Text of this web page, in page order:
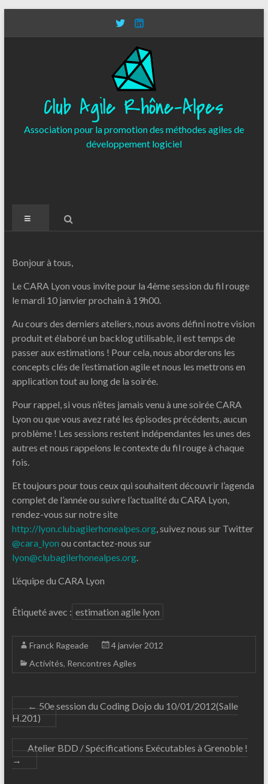
contenu
Club Agile Rhône-Alpes
Association pour la promotion des méthodes agiles de
développement logiciel
Menu
Bonjour à tous,
Le CARA Lyon vous invite pour la 4ème session du fil rouge
le mardi 10 janvier prochain à 19h00.
Au cours des derniers ateliers, nous avons défini notre vision
produit et élaboré un backlog utilisable, il est temps de
passer aux estimations ! Pour cela, nous aborderons les
concepts clés de l’estimation agile et nous les mettrons en
application tout au long de la soirée.
Pour rappel, si vous n’êtes jamais venu à une soirée CARA
Lyon ou que vous avez raté les épisodes précédents, aucun
problème ! Les sessions restent indépendantes les unes des
autres et nous rappelons le contexte du fil rouge à chaque
fois.
Et toujours pour tous ceux qui souhaitent découvrir l’agenda
complet de l’année ou suivre l’actualité du CARA Lyon,
rendez-vous sur notre site
http://lyon.clubagilerhonealpes.org, suivez nous sur Twitter
@cara_lyon ou contactez-nous sur
lyon@clubagilerhonealpes.org.
L’équipe du CARA Lyon
Étiqueté avec : estimation agile lyon
Franck Rageade
4 janvier 2012
Activités, Rencontres Agiles
←50e session du Coding Dojo du 10/01/2012(Salle
H.201)
Atelier BDD / Spécifications Exécutables à Grenoble !
→